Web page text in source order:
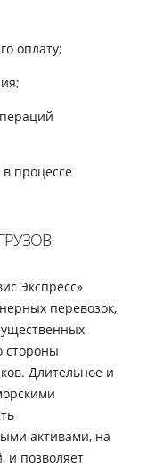
оплату;
процессе
Экспресс»
перевозок,
стороны
Длительное и
активами, на
и позволяет